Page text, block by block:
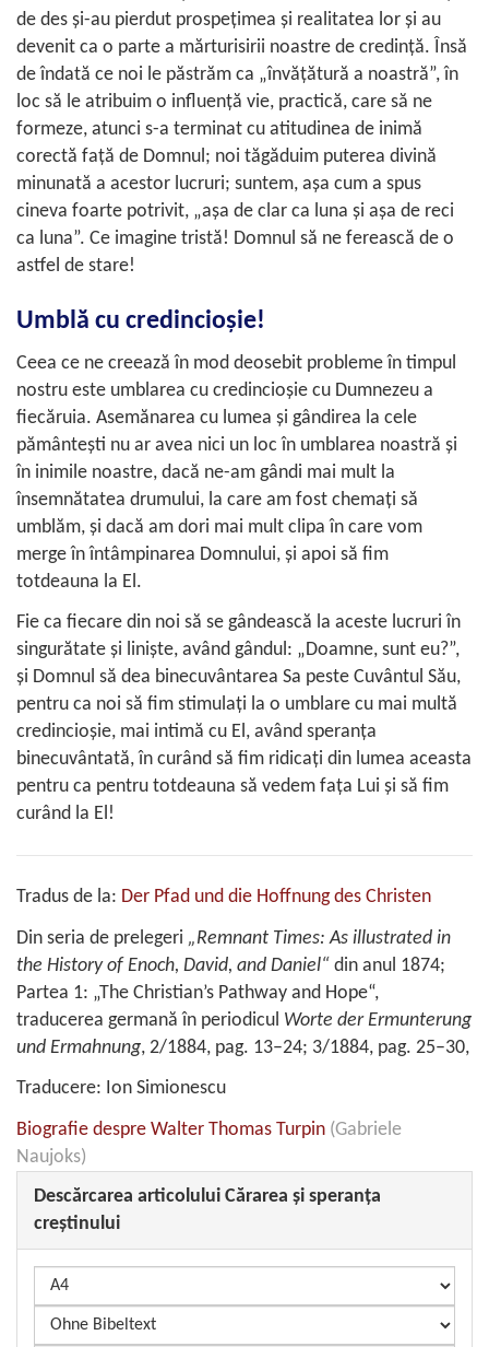
de des şi-au pierdut prospeţimea şi realitatea lor şi au
devenit ca o parte a mărturisirii noastre de credinţă. Însă
de îndată ce noi le păstrăm ca „învăţătură a noastră”, în
loc să le atribuim o influenţă vie, practică, care să ne
formeze, atunci s-a terminat cu atitudinea de inimă
corectă faţă de Domnul; noi tăgăduim puterea divină
minunată a acestor lucruri; suntem, aşa cum a spus
cineva foarte potrivit, „aşa de clar ca luna şi aşa de reci
ca luna”. Ce imagine tristă! Domnul să ne ferească de o
astfel de stare!
Umblă cu credincioşie!
Ceea ce ne creează în mod deosebit probleme în timpul
nostru este umblarea cu credincioşie cu Dumnezeu a
fiecăruia. Asemănarea cu lumea şi gândirea la cele
pământeşti nu ar avea nici un loc în umblarea noastră şi
în inimile noastre, dacă ne-am gândi mai mult la
însemnătatea drumului, la care am fost chemaţi să
umblăm, şi dacă am dori mai mult clipa în care vom
merge în întâmpinarea Domnului, şi apoi să fim
totdeauna la El.
Fie ca fiecare din noi să se gândească la aceste lucruri în
singurătate şi linişte, având gândul: „Doamne, sunt eu?”,
şi Domnul să dea binecuvântarea Sa peste Cuvântul Său,
pentru ca noi să fim stimulaţi la o umblare cu mai multă
credincioşie, mai intimă cu El, având speranţa
binecuvântată, în curând să fim ridicaţi din lumea aceasta
pentru ca pentru totdeauna să vedem faţa Lui şi să fim
curând la El!
Tradus de la: Der Pfad und die Hoffnung des Christen
Din seria de prelegeri „Remnant Times: As illustrated in
the History of Enoch, David, and Daniel“ din anul 1874;
Partea 1: „The Christian’s Pathway and Hope“,
traducerea germană în periodicul Worte der Ermunterung
und Ermahnung, 2/1884, pag. 13–24; 3/1884, pag. 25–30,
Traducere: Ion Simionescu
Biografie despre Walter Thomas Turpin (Gabriele
Naujoks)
Descărcarea articolului Cărarea şi speranţa
creştinului